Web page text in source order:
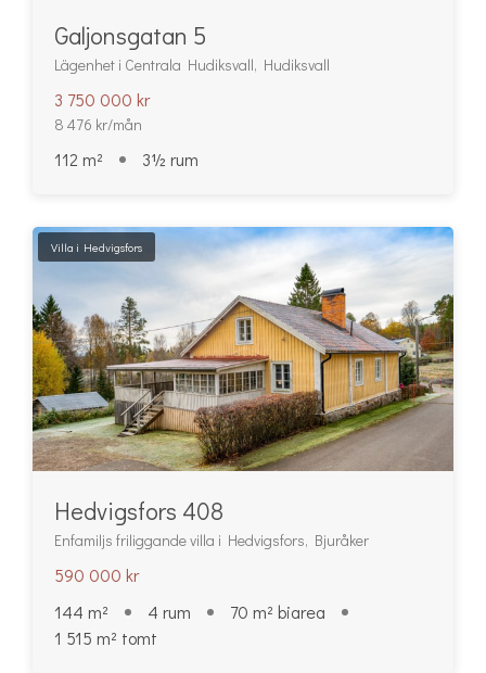
Galjonsgatan 5
Lägenhet i Centrala Hudiksvall, Hudiksvall
3 750 000 kr
8 476 kr/mån
112 m² 3½ rum
Villa i Hedvigsfors
Hedvigsfors 408
Enfamiljs friliggande villa i Hedvigsfors, Bjuråker
590 000 kr
144 m²
4 rum
70 m² biarea
1 515 m² tomt